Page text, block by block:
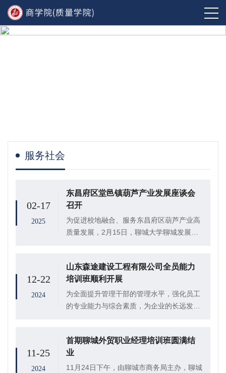
服务社会
02-17
2025
东昌府区堂邑镇葫芦产业发展座谈会
召开
为促进校地融合、服务东昌府区葫芦产业高
质量发展，2月15日，聊城大学聊城发展研
副书记、聊城质量发展研究中心主任徐传
光，人文社...
12-22
2024
山东森途建设工程有限公司全员能力
培训班顺利开展
为全面提升管理干部的管理水平，强化员工
的专业能力与综合素质，为企业的长远发展
训班，山东森途建筑工程有限公司执行董事
靳磊出...
11-25
2024
首期聊城外贸职业经理培训班圆满结
业
11月24日下午，由聊城市商务局主办，聊城